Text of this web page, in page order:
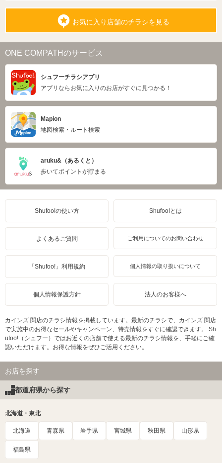
お気に入り店舗のチラシを見る
ONE COMPATHのサービス
シュフーチラシアプリ
アプリならお気に入りのお店がすぐに見つかる！
Mapion
地図検索・ルート検索
aruku&（あるくと）
歩いてポイントが貯まる
Shufoo!の使い方 Shufoo!とは
よくあるご質問 ご利用についてのお問い合わせ
「Shufoo!」利用規約 個人情報の取り扱いについて
個人情報保護方針 法人のお客様へ
カインズ 関店のチラシ情報を掲載しています。最新のチラシで、カインズ 関店
で実施中のお得なセールやキャンペーン、特売情報をすぐに確認できます。 Sh
ufoo!（シュフー）ではお近くの店舗で使える最新のチラシ情報を、手軽にご確
認いただけます。お得な情報をぜひご活用ください。
お店を探す
都道府県から探す
北海道・東北
北海道 青森県 岩手県 宮城県 秋田県 山形県
福島県